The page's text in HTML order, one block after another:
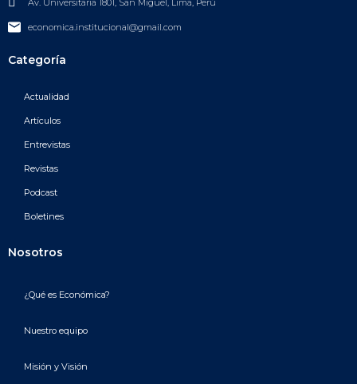
Av. Universitaria 1801, San Miguel, Lima, Perú
economica.institucional@gmail.com
Categoría
Actualidad
Artículos
Entrevistas
Revistas
Podcast
Boletines
Nosotros
¿Qué es Económica?
Nuestro equipo
Misión y Visión